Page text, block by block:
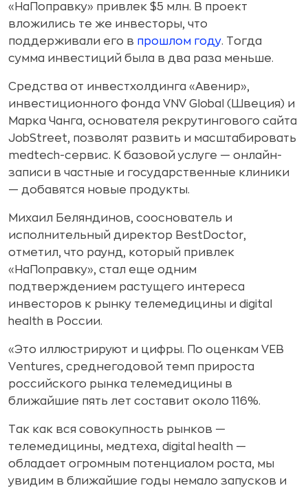
«НаПоправку» привлек $5 млн. В проект
вложились те же инвесторы, что
поддерживали его в прошлом году. Тогда
сумма инвестиций была в два раза меньше.
Средства от инвестхолдинга «Авенир»,
инвестиционного фонда VNV Global (Швеция) и
Марка Чанга, основателя рекрутингового сайта
JobStreet, позволят развить и масштабировать
medtech-сервис. К базовой услуге — онлайн-
записи в частные и государственные клиники
— добавятся новые продукты.
Михаил Беляндинов, сооснователь и
исполнительный директор BestDoctor,
отметил, что раунд, который привлек
«НаПоправку», стал еще одним
подтверждением растущего интереса
инвесторов к рынку телемедицины и digital
health в России.
«Это иллюстрируют и цифры. По оценкам VEB
Ventures, среднегодовой темп прироста
российского рынка телемедицины в
ближайшие пять лет составит около 116%.
Так как вся совокупность рынков —
телемедицины, медтеха, digital health —
обладает огромным потенциалом роста, мы
увидим в ближайшие годы немало запусков и